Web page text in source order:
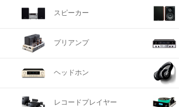
スピーカー
プリアンプ
ヘッドホン
レコードプレイヤー